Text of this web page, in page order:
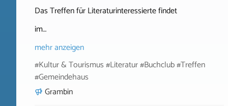
Das Treffen für Literaturinteressierte findet
im…
mehr anzeigen
#Kultur & Tourismus #Literatur #Buchclub #Treffen
#Gemeindehaus
Grambin